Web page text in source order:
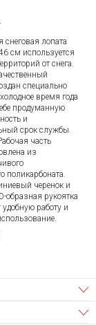
снеговая лопата
см используется
от снега.
специально
время года
продуманную
и
срок службы.
часть
из
поликарбоната.
черенок и
образная рукоятка
работу и